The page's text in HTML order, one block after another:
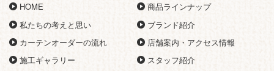
HOME
私たちの考えと思い
カーテンオーダーの流れ
施工ギャラリー
商品ラインナップ
ブランド紹介
店舗案内・アクセス情報
スタッフ紹介